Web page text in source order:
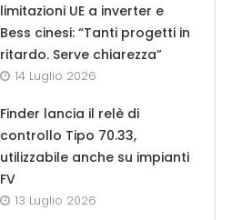
limitazioni UE a inverter e
Bess cinesi: “Tanti progetti in
ritardo. Serve chiarezza”
14 Luglio 2026
Finder lancia il relè di
controllo Tipo 70.33,
utilizzabile anche su impianti
FV
13 Luglio 2026